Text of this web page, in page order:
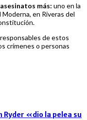
más: uno en la
en Riveras del
de estos
crímenes o personas
«dio la pelea su